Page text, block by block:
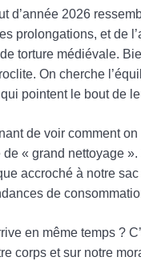
d’année 2026
prolongations, et de
torture médiévale.
On cherche
pointent le bout de
de voir comment
« grand nettoyage
accroché à notre
de
en même temps ?
corps et sur notre